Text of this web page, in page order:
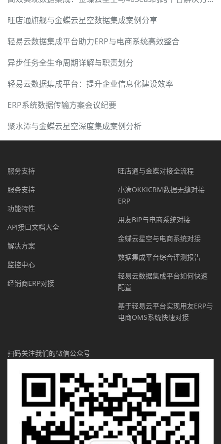
旺店通旗舰与金蝶云星空数据集成案例分享
轻易云数据集成平台助力ERP与电商系统高效整合
异步任务全生命周期详解与职责划分
轻易云数据集成平台：提升企业信息化建设效率
ERP系统数据传输方案会议纪要
聚水潭与金蝶云星空深度集成案例分析
服务支持
服务支持
功能特性
API接口文档大全
解决方案
监控中心
经销商ERP对接
旺店通与金蝶对接全流程
小满OKKICRM数据无缝对接
ERP
用友BIP与电商系统对接
金蝶云星空与电商系统对接
数据集成平台综合评测报告
轻易云数据集成平台如何快速
配置
基于轻易云平台实现用友ERP与
电商OMS系统快速对接
扫码关注我们的微信公众号